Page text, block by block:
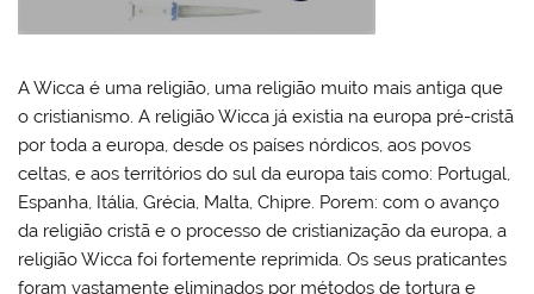
A Wicca é uma religião, uma religião muito mais antiga que
o cristianismo. A religião Wicca já existia na europa pré-cristã
por toda a europa, desde os países nórdicos, aos povos
celtas, e aos territórios do sul da europa tais como: Portugal,
Espanha, Itália, Grécia, Malta, Chipre. Porem: com o avanço
da religião cristã e o processo de cristianização da europa, a
religião Wicca foi fortemente reprimida. Os seus praticantes
foram vastamente eliminados por métodos de tortura e